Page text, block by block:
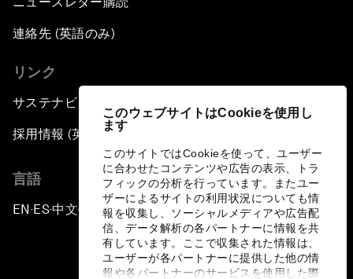
このウェブサイトはCookieを使用し
ます
このサイトではCookieを使って、ユーザー
に合わせたコンテンツや広告の表示、トラ
フィックの分析を行っています。またユー
ザーによるサイトの利用状況についても情
報を収集し、ソーシャルメディアや広告配
信、データ解析の各パートナーに情報を共
有しています。ここで収集された情報は、
ユーザーが各パートナーに提供した他の情
報や各パートナーのサービスを使用した際
連絡先 (英語のみ)
リンク
サステナビリティへの取り組み
採用情報 (英語のみ)
言語
EN ▪ES▪中文▪ 日本語